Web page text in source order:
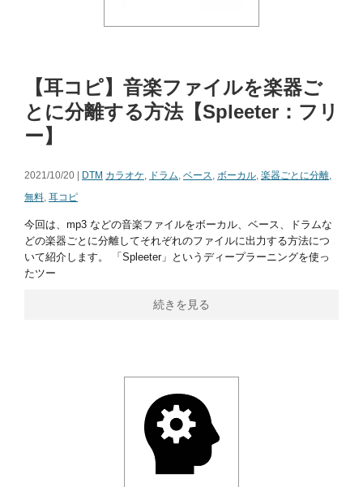
【耳コピ】音楽ファイルを楽器ご
とに分離する方法【Spleeter：フリ
ー】
2021/10/20 | DTM カラオケ, ドラム, ベース, ボーカル, 楽器ごとに分離,
無料, 耳コピ
今回は、mp3 などの音楽ファイルをボーカル、ベース、ドラムな
どの楽器ごとに分離してそれぞれのファイルに出力する方法につ
いて紹介します。 「Spleeter」というディープラーニングを使っ
たツー
続きを見る